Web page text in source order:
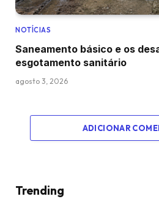
NOTÍCIAS
Saneamento básico e os
esgotamento sanitário
agosto 3, 2026
ADICIONAR
Trending